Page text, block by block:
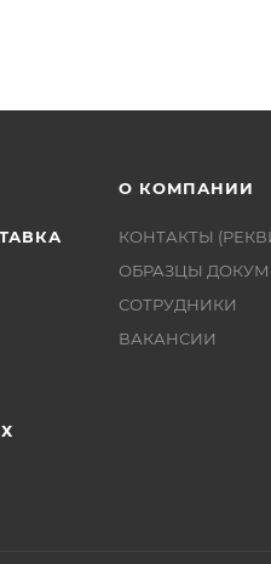
О КОМПАНИИ
КОНТАКТЫ
ОБРАЗЦЫ
СОТРУДНИКИ
ВАКАНСИИ